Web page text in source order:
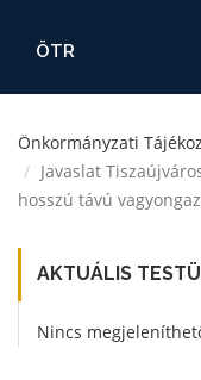
ÖTR
Önkormányzati
Javaslat
hosszú távú
AKTUÁLIS
Nincs